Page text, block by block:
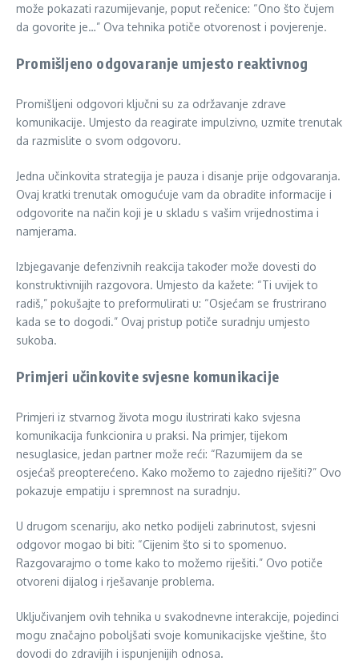
može pokazati razumijevanje, poput rečenice: “Ono što čujem
da govorite je…” Ova tehnika potiče otvorenost i povjerenje.
Promišljeno odgovaranje umjesto reaktivnog
Promišljeni odgovori ključni su za održavanje zdrave
komunikacije. Umjesto da reagirate impulzivno, uzmite trenutak
da razmislite o svom odgovoru.
Jedna učinkovita strategija je pauza i disanje prije odgovaranja.
Ovaj kratki trenutak omogućuje vam da obradite informacije i
odgovorite na način koji je u skladu s vašim vrijednostima i
namjerama.
Izbjegavanje defenzivnih reakcija također može dovesti do
konstruktivnijih razgovora. Umjesto da kažete: “Ti uvijek to
radiš,” pokušajte to preformulirati u: “Osjećam se frustrirano
kada se to dogodi.” Ovaj pristup potiče suradnju umjesto
sukoba.
Primjeri učinkovite svjesne komunikacije
Primjeri iz stvarnog života mogu ilustrirati kako svjesna
komunikacija funkcionira u praksi. Na primjer, tijekom
nesuglasice, jedan partner može reći: “Razumijem da se
osjećaš preopterećeno. Kako možemo to zajedno riješiti?” Ovo
pokazuje empatiju i spremnost na suradnju.
U drugom scenariju, ako netko podijeli zabrinutost, svjesni
odgovor mogao bi biti: “Cijenim što si to spomenuo.
Razgovarajmo o tome kako to možemo riješiti.” Ovo potiče
otvoreni dijalog i rješavanje problema.
Uključivanjem ovih tehnika u svakodnevne interakcije, pojedinci
mogu značajno poboljšati svoje komunikacijske vještine, što
dovodi do zdravijih i ispunjenijih odnosa.